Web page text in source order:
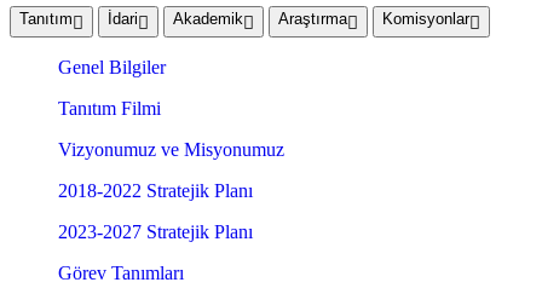
Tanıtım İdari Akademik Araştırma Komisyonlar
Genel Bilgiler
Tanıtım Filmi
Vizyonumuz ve Misyonumuz
2018-2022 Stratejik Planı
2023-2027 Stratejik Planı
Görev Tanımları